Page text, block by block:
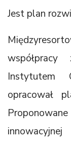
Jest plan
Instytutem
opracował